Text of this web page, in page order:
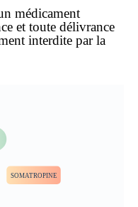
médicament
et toute délivrance
interdite par la
SOMATROPINE